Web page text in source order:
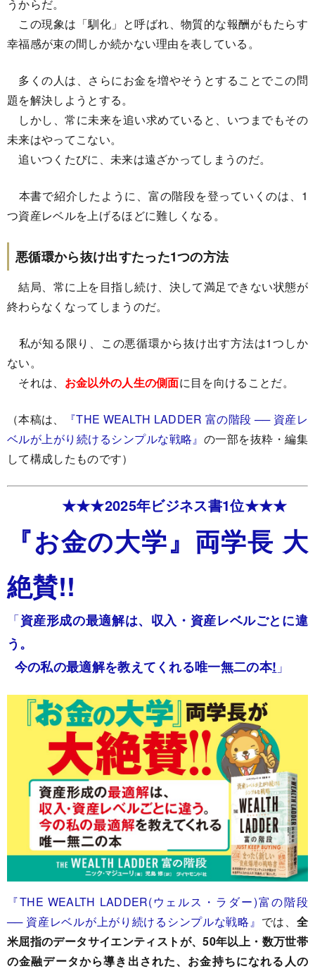
うからだ。
この現象は「馴化」と呼ばれ、物質的な報酬がもたらす
幸福感が束の間しか続かない理由を表している。
多くの人は、さらにお金を増やそうとすることでこの問
題を解決しようとする。
しかし、常に未来を追い求めていると、いつまでもその
未来はやってこない。
追いつくたびに、未来は遠ざかってしまうのだ。
本書で紹介したように、富の階段を登っていくのは、1
つ資産レベルを上げるほどに難しくなる。
悪循環から抜け出すたった1つの方法
結局、常に上を目指し続け、決して満足できない状態が
終わらなくなってしまうのだ。
私が知る限り、この悪循環から抜け出す方法は1つしか
ない。
それは、 お金以外の人生の側面に目を向けることだ。
（本稿は、
『THE WEALTH LADDER 富の階段 ── 資産レ
ベルが上がり続けるシンプルな戦略』 の一部を抜粋・編集
して構成したものです）
★★★2025年ビジネス書1位★★★
『お金の大学』両学長 大
絶賛!!
「資産形成の最適解は、収入・資産レベルごとに違
う。
今の私の最適解を教えてくれる唯一無二の本! 」
『THE WEALTH LADDER(ウェルス・ラダー)富の階段
── 資産レベルが上がり続けるシンプルな戦略』 では、 全
米屈指のデータサイエンティストが、50年以上・数万世帯
の金融データから導き出された、お金持ちになれる人の